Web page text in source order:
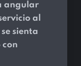
angular
al
sienta
con